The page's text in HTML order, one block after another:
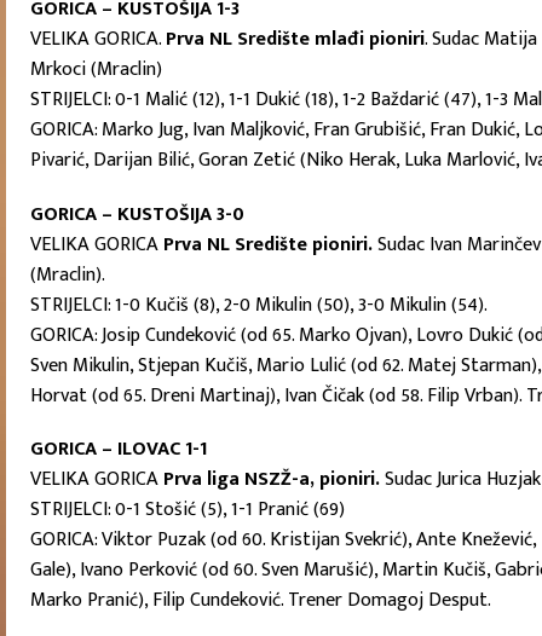
GORICA – KUSTOŠIJA 1-3
VELIKA GORICA.Prva NL Središte mlađi pioniri. Sudac
Mrkoci (Mraclin)
STRIJELCI: 0-1 Malić (12), 1-1 Dukić (18), 1-2 Baždarić (47), 1-3
GORICA: Marko Jug, Ivan Maljković, Fran Grubišić, Fran
Pivarić, Darijan Bilić, Goran Zetić (Niko Herak, Luka Marlović,
GORICA – KUSTOŠIJA 3-0
VELIKA GORICAPrva NL Središte pioniri.Sudac Ivan
(Mraclin).
STRIJELCI: 1-0 Kučiš (8), 2-0 Mikulin (50), 3-0 Mikulin (54).
GORICA: Josip Cundeković (od 65. Marko Ojvan), Lovro Dukić
Sven Mikulin, Stjepan Kučiš, Mario Lulić (od 62. Matej
Horvat (od 65. Dreni Martinaj), Ivan Čičak (od 58. Filip Vrban).
GORICA – ILOVAC 1-1
VELIKA GORICAPrva liga NSZŽ-a, pioniri.Sudac Jurica
STRIJELCI: 0-1 Stošić (5), 1-1 Pranić (69)
GORICA: Viktor Puzak (od 60. Kristijan Svekrić), Ante
Gale), Ivano Perković (od 60. Sven Marušić), Martin Kučiš,
Marko Pranić), Filip Cundeković. Trener Domagoj Desput.